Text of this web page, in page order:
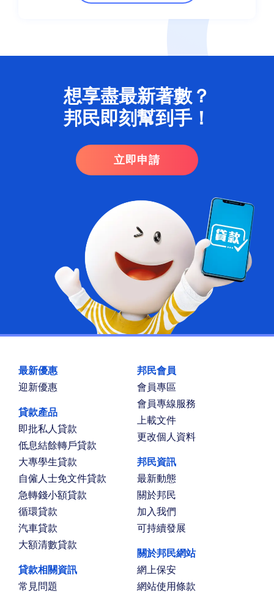
想享盡最新著數？
邦民即刻幫到手！​
立即申請
最新優惠
迎新優惠
貸款產品
即批私人貸款
低息結餘轉戶貸款
大專學生貸款
自僱人士免文件貸款
急轉錢小額貸款
循環貸款
汽車貸款
大額清數貸款
貸款相關資訊
常見問題
邦民會員
會員專區
會員專線服務
上載文件
更改個人資料
邦民資訊
最新動態
關於邦民
加入我們
可持續發展
關於邦民網站
網上保安
網站使用條款